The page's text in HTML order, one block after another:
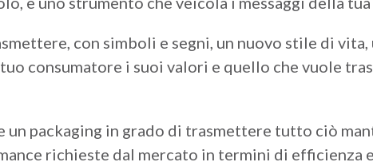
con simboli e segni, un nuovo stile di
consumatore i suoi valori e quello che vuole
un packaging in grado di trasmettere tutto ciò
richieste dal mercato in termini di efficienza